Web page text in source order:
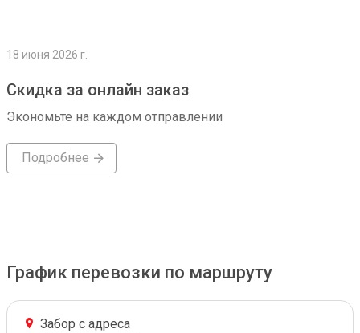
18 июня 2026 г.
Скидка за онлайн заказ
Экономьте на каждом отправлении
Подробнее
График перевозки по маршруту
Забор с адреса